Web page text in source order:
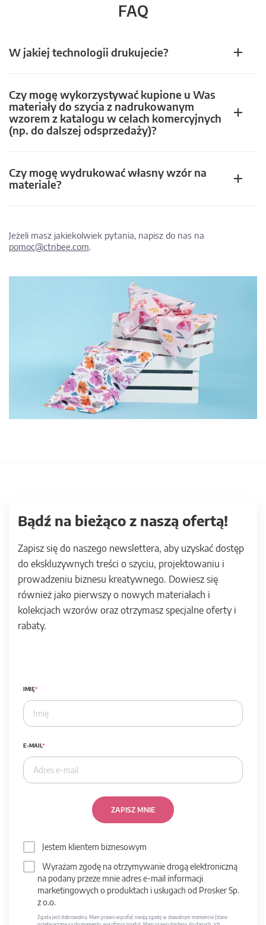
FAQ
W jakiej technologii drukujecie?
Czy mogę wykorzystywać kupione u Was
materiały do szycia z nadrukowanym
wzorem z katalogu w celach komercyjnych
(np. do dalszej odsprzedaży)?
Czy mogę wydrukować własny wzór na
materiale?
Jeżeli masz jakiekolwiek pytania, napisz do nas na
pomoc@ctnbee.com.
Bądź na bieżąco z naszą ofertą!
Zapisz się do naszego newslettera, aby uzyskać dostęp
do ekskluzywnych treści o szyciu, projektowaniu i
prowadzeniu biznesu kreatywnego. Dowiesz się
również jako pierwszy o nowych materiałach i
kolekcjach wzorów oraz otrzymasz specjalne oferty i
rabaty.
IMIĘ
E-MAIL
ZAPISZ MNIE
Jestem klientem biznesowym
Wyrażam zgodę na otrzymywanie drogą elektroniczną
na podany przeze mnie adres e-mail informacji
marketingowych o produktach i usługach od Prosker Sp.
z o.o.
Zgoda jest dobrowolna. Mam prawo wycofać swoją zgodę w dowolnym momencie (dane